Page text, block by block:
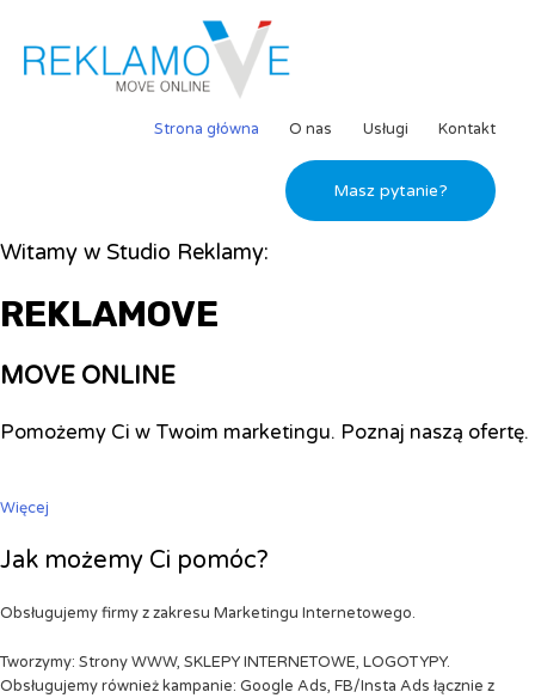
Strona główna O nas Usługi Kontakt
Masz pytanie?
Witamy w Studio Reklamy:
REKLAMOVE
MOVE ONLINE
Pomożemy Ci w Twoim marketingu. Poznaj naszą ofertę.
Więcej
Jak możemy Ci pomóc?
Obsługujemy firmy z zakresu Marketingu Internetowego.
Tworzymy: Strony WWW, SKLEPY INTERNETOWE, LOGOTYPY.
Obsługujemy również kampanie: Google Ads, FB/Insta Ads łącznie z